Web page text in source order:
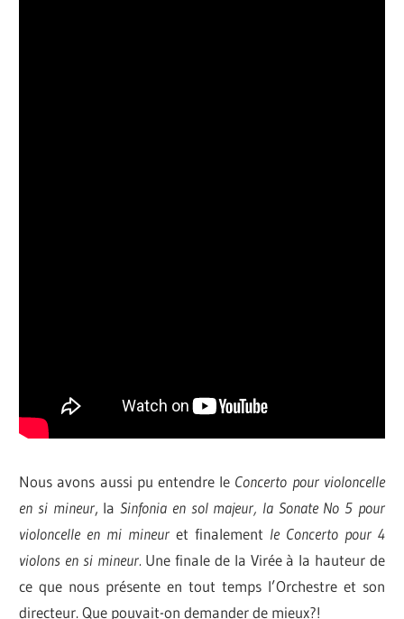
Nous avons aussi pu entendre le Concerto pour violoncelle
en si mineur, laSinfonia en sol majeur, la Sonate No 5 pour
violoncelle en mi mineuret finalement le Concerto pour 4
violons en si mineur. Une finale de la Virée à la hauteur de
ce que nous présente en tout temps l’Orchestre et son
directeur. Que pouvait-on demander de mieux?!